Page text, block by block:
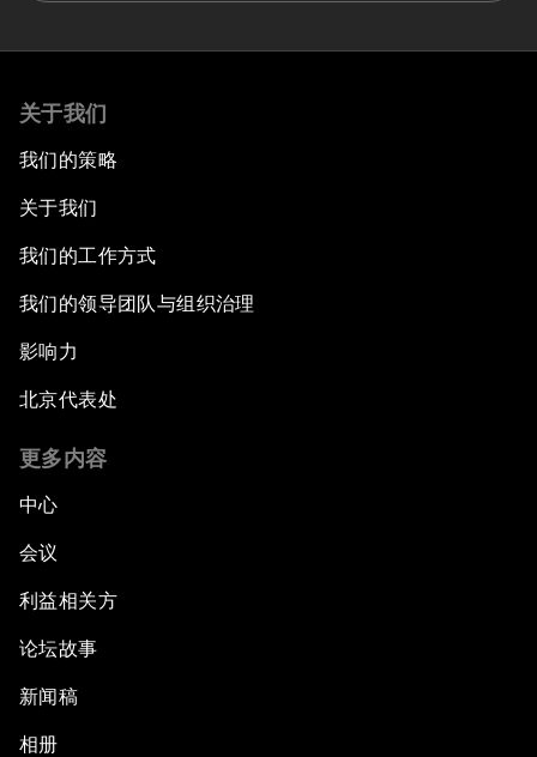
关于我们
我们的策略
关于我们
我们的工作方式
我们的领导团队与组织治理
影响力
北京代表处
更多内容
中心
会议
利益相关方
论坛故事
新闻稿
相册